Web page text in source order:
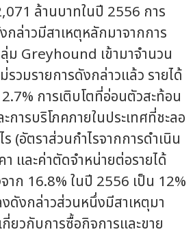
ล้านบาทในปี 2556 การ
กล่าวมีสาเหตุหลักมาจากการ
ลุ่ม Greyhound เข้ามาจำนวน
วมรายการดังกล่าวแล้ว รายได้
การเติบโตที่อ่อนตัวสะท้อน
การบริโภคภายในประเทศที่ชะลอ
(อัตราส่วนกำไรจากการดำเนิน
และค่าตัดจำหน่ายต่อรายได้
าก 16.8% ในปี 2556 เป็น 12%
ดังกล่าวส่วนหนึ่งมีสาเหตุมา
ยวกับการซื้อกิจการและขาย